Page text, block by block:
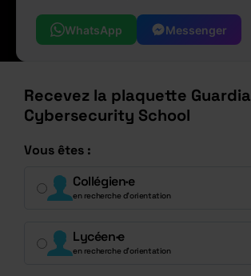
WhatsApp Messenger
Recevez la plaquette Guardia
Cybersecurity School
Vous êtes :
Collégien·e
en recherche d’orientation
Lycéen·e
en recherche d’orientation